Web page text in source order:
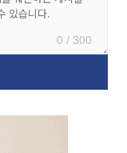
0 / 300